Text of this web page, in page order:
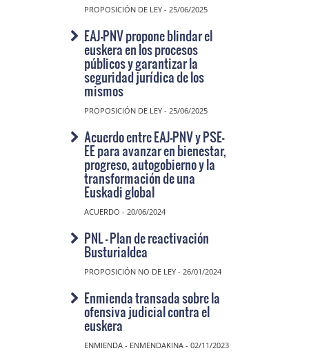
PROPOSICIÓN DE LEY - 25/06/2025
EAJ-PNV propone blindar el
euskera en los procesos
públicos y garantizar la
seguridad jurídica de los
mismos
PROPOSICIÓN DE LEY - 25/06/2025
Acuerdo entre EAJ-PNV y PSE-
EE para avanzar en bienestar,
progreso, autogobierno y la
transformación de una
Euskadi global
ACUERDO - 20/06/2024
PNL - Plan de reactivación
Busturialdea
PROPOSICIÓN NO DE LEY - 26/01/2024
Enmienda transada sobre la
ofensiva judicial contra el
euskera
ENMIENDA - ENMENDAKINA - 02/11/2023